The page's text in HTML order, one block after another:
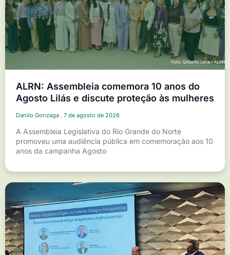
ALRN: Assembleia comemora 10 anos do
Agosto Lilás e discute proteção às mulheres
Danilo Gonzaga 7 de agosto de 2026
A Assembleia Legislativa do Rio Grande do Norte
promoveu uma audiência pública em comemoração aos 10
anos da campanha Agosto